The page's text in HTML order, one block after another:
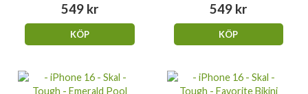
549 kr
KÖP
549 kr
KÖP